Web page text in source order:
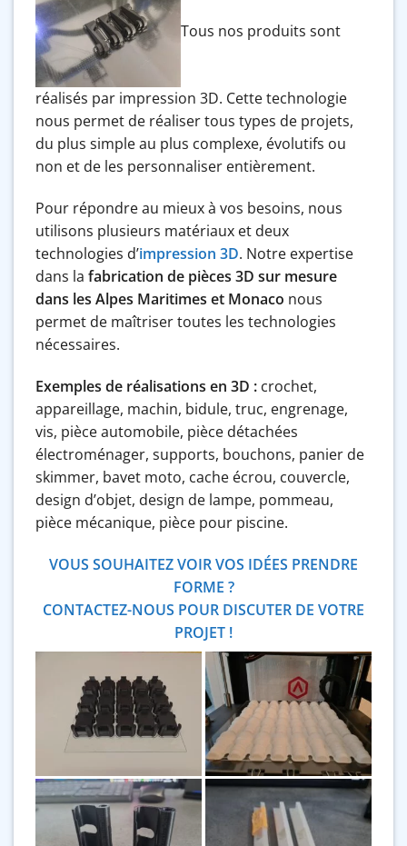
Tous nos produits sont
réalisés par impression 3D. Cette technologie
nous permet de réaliser tous types de projets,
du plus simple au plus complexe, évolutifs ou
non et de les personnaliser entièrement.
Pour répondre au mieux à vos besoins, nous
utilisons plusieurs matériaux et deux
technologies d’impression 3D. Notre expertise
dans la fabrication de pièces 3D sur mesure
dans les Alpes Maritimes et Monaco nous
permet de maîtriser toutes les technologies
nécessaires.
Exemples de réalisations en 3D : crochet,
appareillage, machin, bidule, truc, engrenage,
vis, pièce automobile, pièce détachées
électroménager, supports, bouchons, panier de
skimmer, bavet moto, cache écrou, couvercle,
design d’objet, design de lampe, pommeau,
pièce mécanique, pièce pour piscine.
VOUS SOUHAITEZ VOIR VOS IDÉES PRENDRE
FORME ?
CONTACTEZ-NOUS POUR DISCUTER DE VOTRE
PROJET !